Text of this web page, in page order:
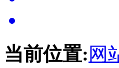
当前位置: 网